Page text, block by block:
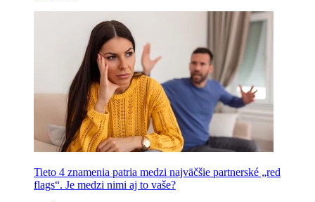
Tieto 4 znamenia patria medzi najväčšie partnerské „red
flags“. Je medzi nimi aj to vaše?